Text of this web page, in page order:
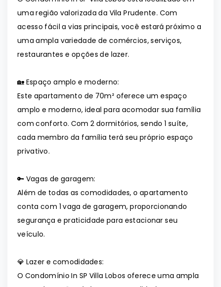
uma região valorizada da Vila Prudente. Com
acesso fácil a vias principais, você estará próximo a
uma ampla variedade de comércios, serviços,
restaurantes e opções de lazer.
🏡 Espaço amplo e moderno:
Este apartamento de 70m² oferece um espaço
amplo e moderno, ideal para acomodar sua família
com conforto. Com 2 dormitórios, sendo 1 suíte,
cada membro da família terá seu próprio espaço
privativo.
🔑 Vagas de garagem:
Além de todas as comodidades, o apartamento
conta com 1 vaga de garagem, proporcionando
segurança e praticidade para estacionar seu
veículo.
💎 Lazer e comodidades:
O Condomínio In SP Villa Lobos oferece uma ampla